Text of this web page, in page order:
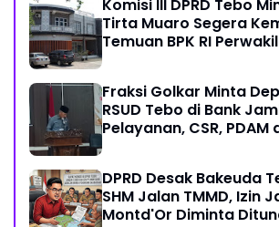
Komisi III DPRD Tebo
Tirta Muaro Segera
Temuan BPK RI
Fraksi Golkar Minta
RSUD Tebo di Bank
Pelayanan, CSR,
DPRD Desak Bakeuda
SHM Jalan TMMD, Izin
Montd'Or Diminta